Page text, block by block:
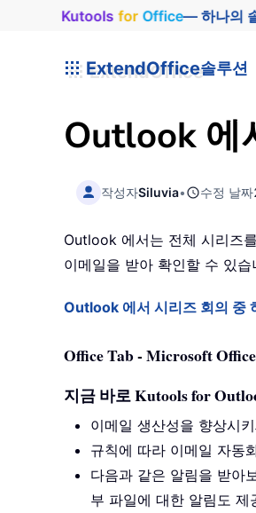
Kutools for Office— 하나의
ExtendOffice솔루션
Outlook 에
작성자Siluvia• 수정 날짜
Outlook 에서는 전체 시리즈
이메일을 받아 확인할 수 있
Outlook 에서 시리즈 회의 중
Office Tab - Microsoft
지금 바로 Kutools for
이메일 생산성을 향상시
규칙에 따라 이메일 자동
다음과 같은 알림을 받아
부 파일에 대한 알림도 제